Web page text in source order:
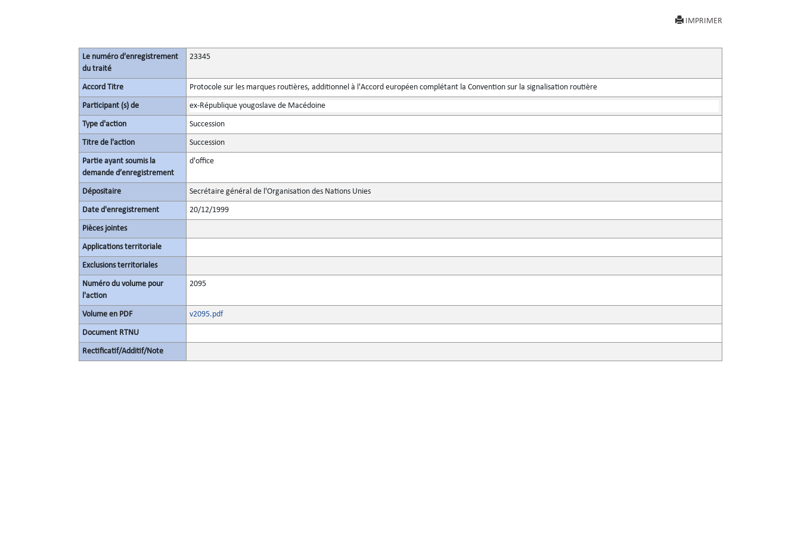
IMPRIMER
Le numéro d'enregistrement
du traité
23345
Accord Titre Protocole sur les marques routières, additionnel à l'Accord européen complétant la Convention sur la signalisation routière
Participant (s) de ex-République yougoslave de Macédoine
Type d'action Succession
Titre de l'action Succession
Partie ayant soumis la
demande d’enregistrement
d'office
Dépositaire Secrétaire général de l'Organisation des Nations Unies
Date d'enregistrement 20/12/1999
Pièces jointes
Applications territoriale
Exclusions territoriales
Numéro du volume pour
l'action
2095
Volume en PDF v2095.pdf
Document RTNU
Rectificatif/Additif/Note